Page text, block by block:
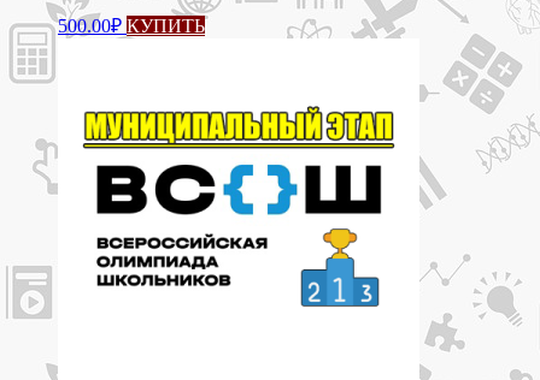
500.00₽ КУПИТЬЭтот
товар
вариаций.
Опции
можно
выбрать
на
странице
товара.